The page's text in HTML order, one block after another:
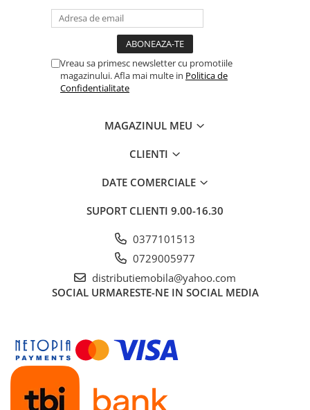
Vreau sa primesc newsletter cu promotiile
magazinului. Afla mai multe in Politica de
Confidentialitate
MAGAZINUL MEU
CLIENTI
DATE COMERCIALE
SUPORT CLIENTI 9.00-16.30
0377101513
0729005977
distributiemobila@yahoo.com
SOCIAL URMARESTE-NE IN SOCIAL MEDIA